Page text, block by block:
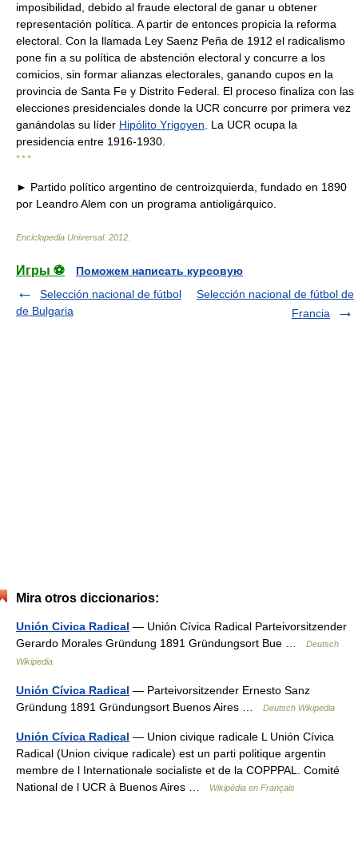
imposibilidad, debido al fraude electoral de ganar u obtener
representación política. A partir de entonces propicia la reforma
electoral. Con la llamada Ley Saenz Peña de 1912 el radicalismo
pone fin a su política de abstención electoral y concurre a los
comicios, sin formar alianzas electorales, ganando cupos en la
provincia de Santa Fe y Distrito Federal. El proceso finaliza con las
elecciones presidenciales donde la UCR concurre por primera vez
ganándolas su líder Hipólito Yrigoyen . La UCR ocupa la
presidencia entre 1916-1930.
* * *
► Partido político argentino de centroizquierda, fundado en 1890
por Leandro Alem con un programa antioligárquico.
Enciclopedia Universal. 2012
Игры ⚽
Поможем написать курсовую
Selección nacional de fútbol
de Bulgaria
Selección nacional de fútbol de
Francia
Mira otros diccionarios:
Unión Civica Radical — Unión Cívica Radical Partei­vor­sit­zender
Gerardo Morales Gründung 1891 Gründungs­ort Bue …
Deutsch
Wikipedia
Unión Cívica Radical — Partei­vorsitzender Ernesto Sanz
Gründung 1891 Gründungs­ort Buenos Aires …
Deutsch Wikipedia
Unión Cívica Radical — Union civique radicale L Unión Cívica
Radical (Union civique radicale) est un parti politique argentin
membre de l Internationale socialiste et de la COPPPAL. Comité
National de l UCR à Buenos Aires …
Wikipédia en Français